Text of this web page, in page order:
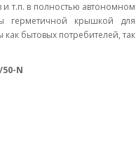
и т.п. в полностью автономном
герметичной крышкой для
бытовых потребителей, так
N